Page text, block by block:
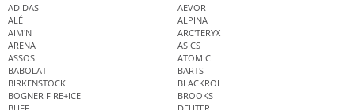
ADIDAS
AEVOR
ALÉ
ALPINA
AIM'N
ARC'TERYX
ARENA
ASICS
ASSOS
ATOMIC
BABOLAT
BARTS
BIRKENSTOCK
BLACKROLL
BOGNER FIRE+ICE
BROOKS